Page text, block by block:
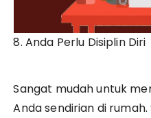
8. Anda Perlu Disiplin Diri
Sangat mudah untuk
Anda sendirian di